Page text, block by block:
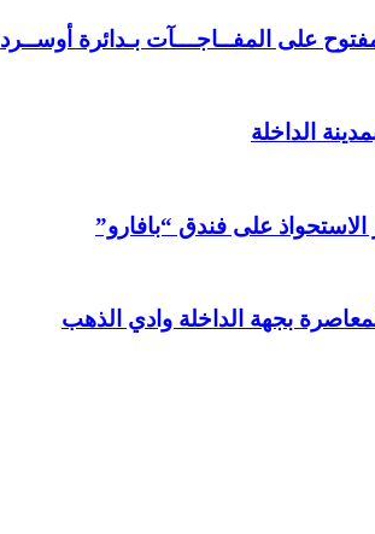
على المفــاجـــآت بـدائرة أوســرد
الداخلة
الاستحواذ على فندق “بافارو”
بجهة الداخلة وادي الذهب